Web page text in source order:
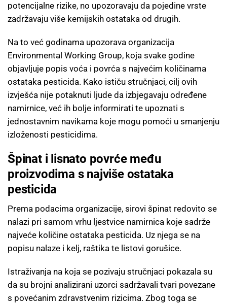
potencijalne rizike, no upozoravaju da pojedine vrste
zadržavaju više kemijskih ostataka od drugih.
Na to već godinama upozorava organizacija
Environmental Working Group, koja svake godine
objavljuje popis voća i povrća s najvećim količinama
ostataka pesticida. Kako ističu stručnjaci, cilj ovih
izvješća nije potaknuti ljude da izbjegavaju određene
namirnice, već ih bolje informirati te upoznati s
jednostavnim navikama koje mogu pomoći u smanjenju
izloženosti pesticidima.
Špinat i lisnato povrće među
proizvodima s najviše ostataka
pesticida
Prema podacima organizacije, sirovi špinat redovito se
nalazi pri samom vrhu ljestvice namirnica koje sadrže
najveće količine ostataka pesticida. Uz njega se na
popisu nalaze i kelj, raštika te listovi gorušice.
Istraživanja na koja se pozivaju stručnjaci pokazala su
da su brojni analizirani uzorci sadržavali tvari povezane
s povećanim zdravstvenim rizicima. Zbog toga se